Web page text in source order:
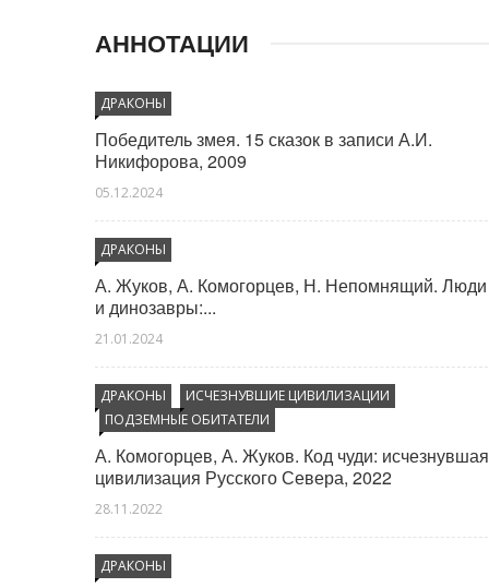
Управление через символику (звезды, свастики,
Управление через строения (зиккураты, мавзолеи,
пирамиды)
Философские школы и религиозные течения
АННОТАЦИИ
ДРАКОНЫ
Победитель змея. 15 сказок в записи А.И.
Никифорова, 2009
05.12.2024
ДРАКОНЫ
А. Жуков, А. Комогорцев, Н. Непомнящий. Люди
и динозавры:...
21.01.2024
ДРАКОНЫ
ИСЧЕЗНУВШИЕ ЦИВИЛИЗАЦИИ
ПОДЗЕМНЫЕ ОБИТАТЕЛИ
А. Комогорцев, А. Жуков. Код чуди: исчезнувшая
цивилизация Русского Севера, 2022
28.11.2022
ДРАКОНЫ